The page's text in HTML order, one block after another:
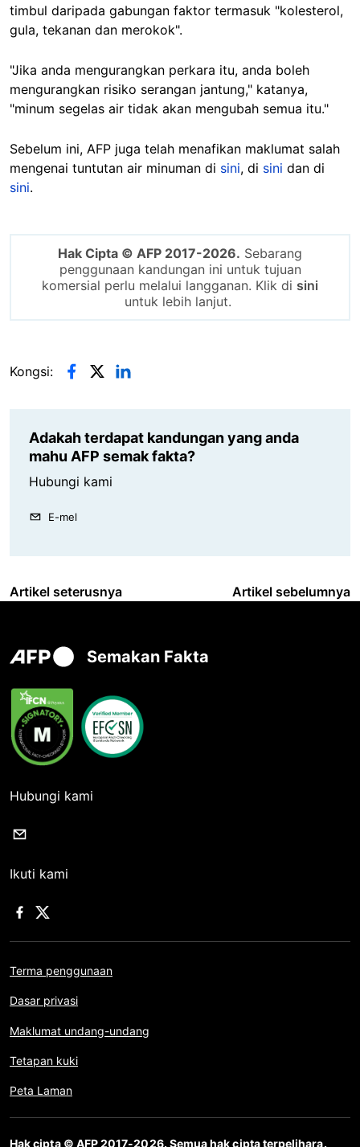
timbul daripada gabungan faktor termasuk "kolesterol,
gula, tekanan dan merokok".
"Jika anda mengurangkan perkara itu, anda boleh
mengurangkan risiko serangan jantung," katanya,
"minum segelas air tidak akan mengubah semua itu."
Sebelum ini, AFP juga telah menafikan maklumat salah
mengenai tuntutan air minuman di sini, di sini dan di
sini.
Hak Cipta © AFP 2017-2026. Sebarang
penggunaan kandungan ini untuk tujuan
komersial perlu melalui langganan. Klik di sini
untuk lebih lanjut.
Kongsi:
Adakah terdapat kandungan yang anda
mahu AFP semak fakta?
Hubungi kami
E-mel
Artikel seterusnya Artikel sebelumnya
Semakan Fakta
Hubungi kami
Ikuti kami
Terma penggunaan
Dasar privasi
Maklumat undang-undang
Tetapan kuki
Peta Laman
Hak cipta © AFP 2017-2026. Semua hak cipta terpelihara.